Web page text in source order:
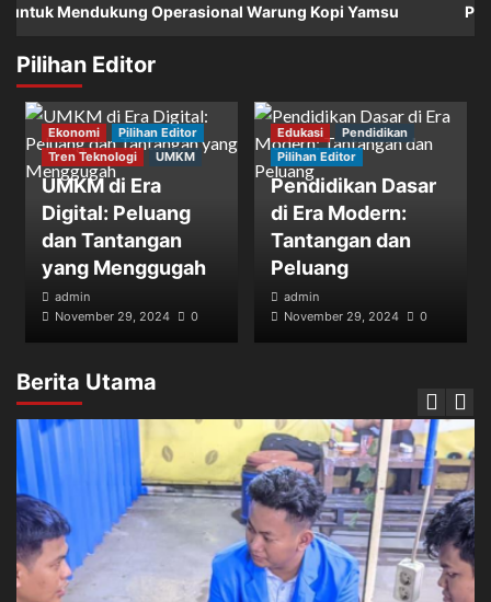
Operasional Warung Kopi Yamsu Pengembangan
Berita Utama
Pilihan Editor
Ekonomi
Pilihan Editor
Tren Teknologi
UMKM
UMKM di Era
Digital: Peluang
dan Tantangan
yang Menggugah
admin
November 29, 2024
0
Edukasi
Pendidikan
Pilihan Editor
Pendidikan Dasar
di Era Modern:
Tantangan dan
Peluang
admin
November 29, 2024
0